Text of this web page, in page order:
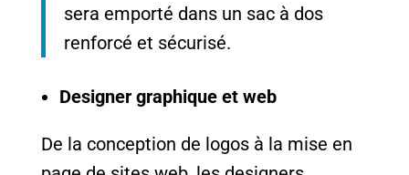
sera emporté dans un sac à dos
renforcé et sécurisé.
Designer graphique et web
De la conception de logos à la mise en